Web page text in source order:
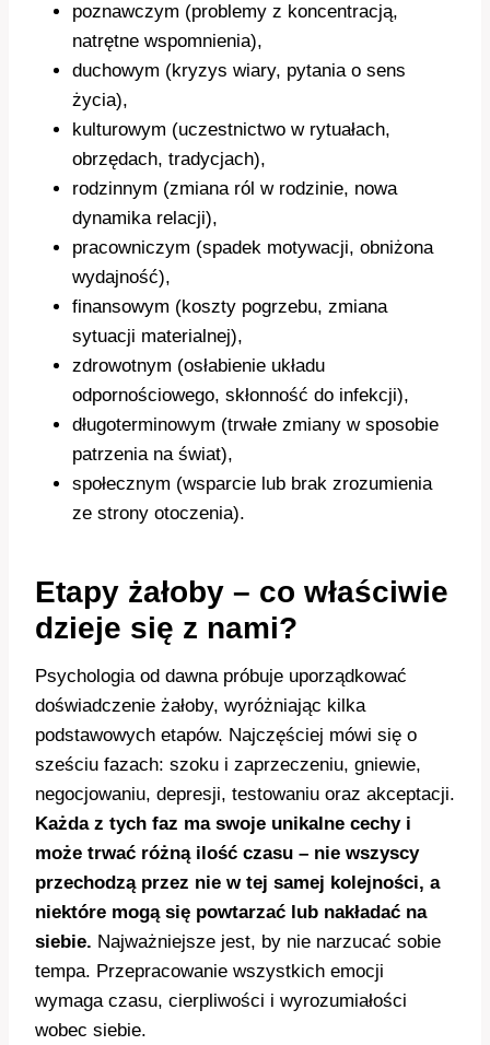
poznawczym (problemy z koncentracją,
natrętne wspomnienia),
duchowym (kryzys wiary, pytania o sens
życia),
kulturowym (uczestnictwo w rytuałach,
obrzędach, tradycjach),
rodzinnym (zmiana ról w rodzinie, nowa
dynamika relacji),
pracowniczym (spadek motywacji, obniżona
wydajność),
finansowym (koszty pogrzebu, zmiana
sytuacji materialnej),
zdrowotnym (osłabienie układu
odpornościowego, skłonność do infekcji),
długoterminowym (trwałe zmiany w sposobie
patrzenia na świat),
społecznym (wsparcie lub brak zrozumienia
ze strony otoczenia).
Etapy żałoby – co właściwie
dzieje się z nami?
Psychologia od dawna próbuje uporządkować
doświadczenie żałoby, wyróżniając kilka
podstawowych etapów. Najczęściej mówi się o
sześciu fazach: szoku i zaprzeczeniu, gniewie,
negocjowaniu, depresji, testowaniu oraz akceptacji.
Każda z tych faz ma swoje unikalne cechy i
może trwać różną ilość czasu – nie wszyscy
przechodzą przez nie w tej samej kolejności, a
niektóre mogą się powtarzać lub nakładać na
siebie. Najważniejsze jest, by nie narzucać sobie
tempa. Przepracowanie wszystkich emocji
wymaga czasu, cierpliwości i wyrozumiałości
wobec siebie.